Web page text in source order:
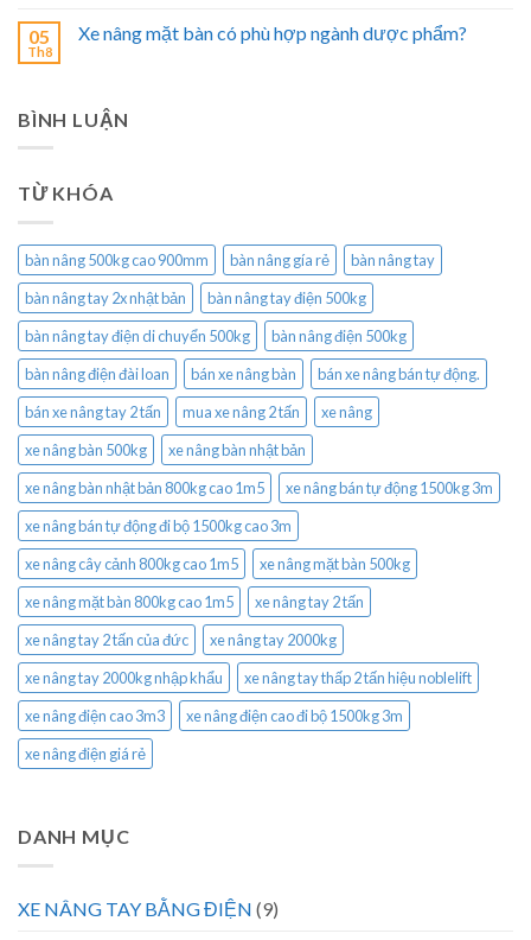
05
Th8
Xe nâng mặt bàn có phù hợp ngành dược phẩm?
BÌNH LUẬN
TỪ KHÓA
bàn nâng 500kg cao 900mm bàn nâng gía rẻ
bàn nâng tay
bàn nâng tay 2x nhật bản
bàn nâng tay điện 500kg
bàn nâng tay điện di chuyển 500kg
bàn nâng điện 500kg
bàn nâng điện đài loan
bán xe nâng bàn
bán xe nâng bán tự động.
bán xe nâng tay 2 tấn
mua xe nâng 2 tấn
xe nâng
xe nâng bàn 500kg
xe nâng bàn nhật bản
xe nâng bàn nhật bản 800kg cao 1m5
xe nâng bán tự động 1500kg 3m
xe nâng bán tự động đi bộ 1500kg cao 3m
xe nâng cây cảnh 800kg cao 1m5
xe nâng mặt bàn 500kg
xe nâng mặt bàn 800kg cao 1m5
xe nâng tay 2 tấn
xe nâng tay 2 tấn của đức
xe nâng tay 2000kg
xe nâng tay 2000kg nhập khẩu
xe nâng tay thấp 2 tấn hiệu noblelift
xe nâng điện cao 3m3
xe nâng điện cao đi bộ 1500kg 3m
xe nâng điện giá rẻ
DANH MỤC
XE NÂNG TAY BẰNG ĐIỆN (9)